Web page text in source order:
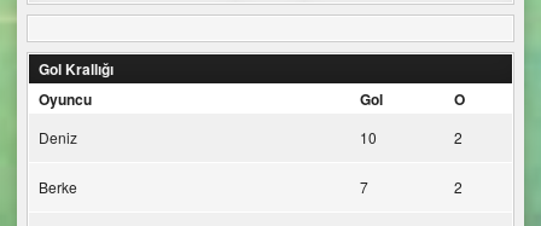
Gol Krallığı
Oyuncu
Gol O
Deniz 10 2
Berke 7 2